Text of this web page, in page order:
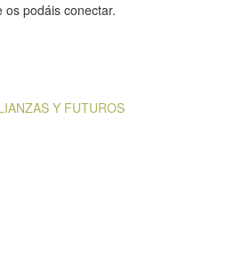
podáis conectar.
Y FUTUROS